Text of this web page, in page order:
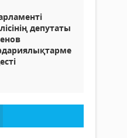
депутаты